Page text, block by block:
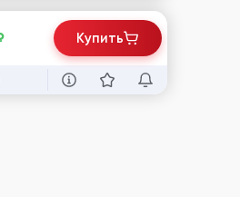
Купить